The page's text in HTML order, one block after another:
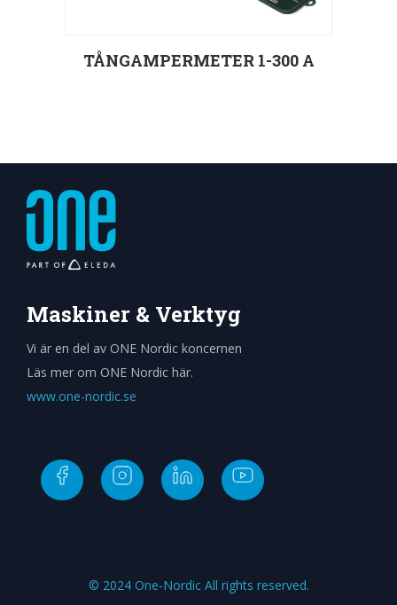
TÅNGAMPERMETER 1-300 A
Maskiner & Verktyg
Vi är en del av ONE Nordic koncernen
Läs mer om ONE Nordic här.
www.one-nordic.se
© 2024 One-Nordic All rights reserved.